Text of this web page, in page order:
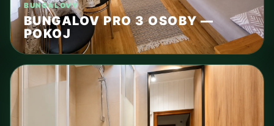
BUNGALOVY
BUNGALOV PRO 3 OSOBY —
POKOJ